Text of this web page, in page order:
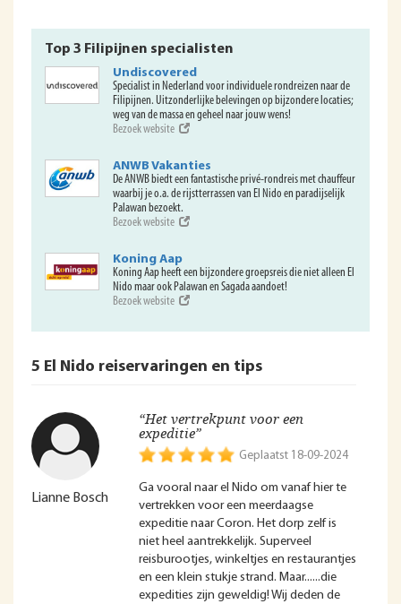
Top 3 Filipijnen specialisten
Undiscovered
Specialist in Nederland voor individuele rondreizen naar de
Filipijnen. Uitzonderlijke belevingen op bijzondere locaties;
weg van de massa en geheel naar jouw wens!
Bezoek website
ANWB Vakanties
De ANWB biedt een fantastische privé-rondreis met chauffeur
waarbij je o.a. de rijstterrassen van El Nido en paradijselijk
Palawan bezoekt.
Bezoek website
Koning Aap
Koning Aap heeft een bijzondere groepsreis die niet alleen El
Nido maar ook Palawan en Sagada aandoet!
Bezoek website
5 El Nido reiservaringen en tips
Lianne Bosch
“Het vertrekpunt voor een
expeditie”
Geplaatst 18-09-2024
Ga vooral naar el Nido om vanaf hier te
vertrekken voor een meerdaagse
expeditie naar Coron. Het dorp zelf is
niet heel aantrekkelijk. Superveel
reisburootjes, winkeltjes en restaurantjes
en een klein stukje strand. Maar......die
expedities zijn geweldig! Wij deden de